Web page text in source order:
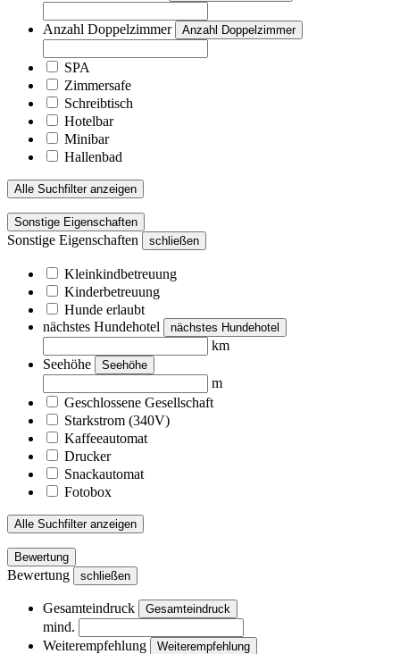
Anzahl Doppelzimmer Anzahl Doppelzimmer
SPA
Zimmersafe
Schreibtisch
Hotelbar
Minibar
Hallenbad
Alle Suchfilter anzeigen
Sonstige Eigenschaften
Sonstige Eigenschaften schließen
Kleinkindbetreuung
Kinderbetreuung
Hunde erlaubt
nächstes Hundehotel
nächstes Hundehotel
km
Seehöhe
Seehöhe
m
Geschlossene Gesellschaft
Starkstrom (340V)
Kaffeeautomat
Drucker
Snackautomat
Fotobox
Alle Suchfilter anzeigen
Bewertung
Bewertung schließen
Gesamteindruck Gesamteindruck
mind.
Weiterempfehlung
Weiterempfehlung